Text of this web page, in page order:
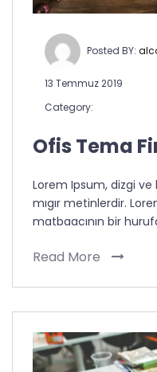
Posted BY:
13 Temmuz 2019
Category:
Ofis Tema
Lorem Ipsum, dizgi ve
mıgır metinlerdir.
matbaacının bir
Read More